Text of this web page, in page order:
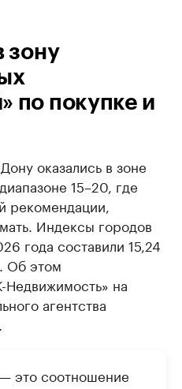
зону
по покупке и
оказались в зоне
15–20, где
рекомендации,
Индексы городов
года составили 15,24
Об этом
Недвижимость» на
агентства
это соотношение